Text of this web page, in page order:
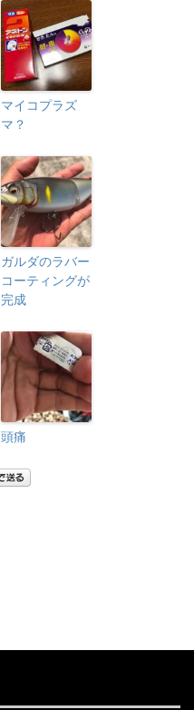
マイコプラズ
マ？
ガルダのラバー
コーティングが
完成
頭痛